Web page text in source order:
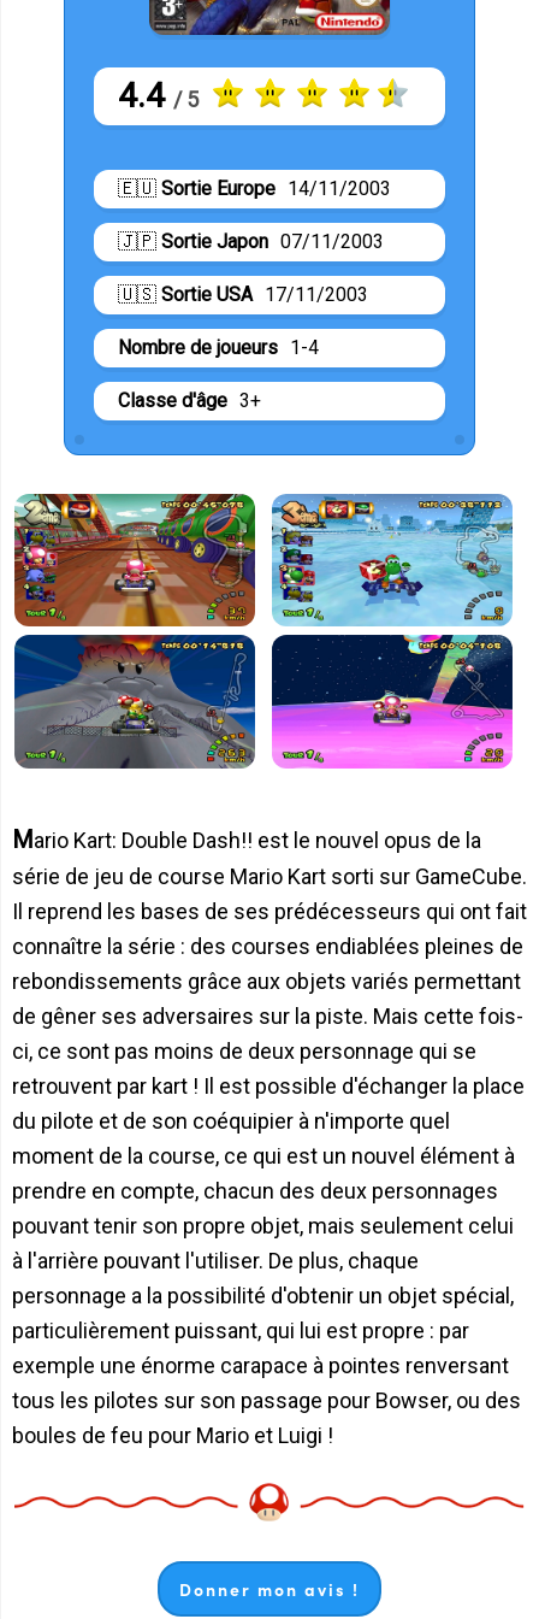
4.4 / 5
🇪🇺 Sortie Europe 14/11/2003
🇯🇵 Sortie Japon 07/11/2003
🇺🇸 Sortie USA 17/11/2003
Nombre de joueurs 1-4
Classe d'âge 3+
Mario Kart: Double Dash!! est le nouvel opus de la
série de jeu de course Mario Kart sorti sur GameCube.
Il reprend les bases de ses prédécesseurs qui ont fait
connaître la série : des courses endiablées pleines de
rebondissements grâce aux objets variés permettant
de gêner ses adversaires sur la piste. Mais cette fois-
ci, ce sont pas moins de deux personnage qui se
retrouvent par kart ! Il est possible d'échanger la place
du pilote et de son coéquipier à n'importe quel
moment de la course, ce qui est un nouvel élément à
prendre en compte, chacun des deux personnages
pouvant tenir son propre objet, mais seulement celui
à l'arrière pouvant l'utiliser. De plus, chaque
personnage a la possibilité d'obtenir un objet spécial,
particulièrement puissant, qui lui est propre : par
exemple une énorme carapace à pointes renversant
tous les pilotes sur son passage pour Bowser, ou des
boules de feu pour Mario et Luigi !
Donner mon avis !